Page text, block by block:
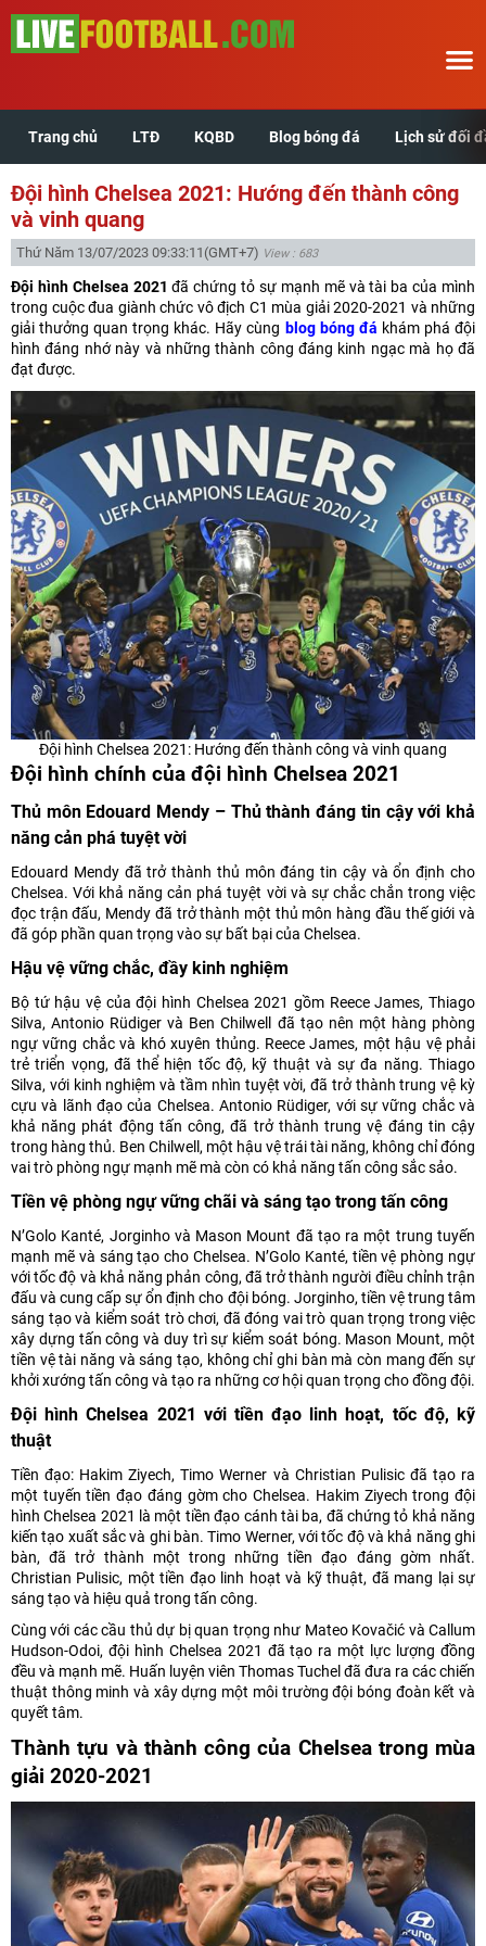
Trang chủ LTĐ KQBD Blog bóng đá Lịch sử đối
Đội hình Chelsea 2021: Hướng đến thành công
và vinh quang
Thứ Năm 13/07/2023 09:33:11 (GMT+7) View : 683
Đội hình Chelsea 2021 đã chứng tỏ sự mạnh mẽ và tài ba của mình
trong cuộc đua giành chức vô địch C1 mùa giải 2020-2021 và những
giải thưởng quan trọng khác. Hãy cùng blog bóng đá khám phá đội
hình đáng nhớ này và những thành công đáng kinh ngạc mà họ đã
đạt được.
Đội hình Chelsea 2021: Hướng đến thành công và vinh quang
Đội hình chính của đội hình Chelsea 2021
Thủ môn Edouard Mendy – Thủ thành đáng tin cậy với khả
năng cản phá tuyệt vời
Edouard Mendy đã trở thành thủ môn đáng tin cậy và ổn định cho
Chelsea. Với khả năng cản phá tuyệt vời và sự chắc chắn trong việc
đọc trận đấu, Mendy đã trở thành một thủ môn hàng đầu thế giới và
đã góp phần quan trọng vào sự bất bại của Chelsea.
Hậu vệ vững chắc, đầy kinh nghiệm
Bộ tứ hậu vệ của đội hình Chelsea 2021 gồm Reece James, Thiago
Silva, Antonio Rüdiger và Ben Chilwell đã tạo nên một hàng phòng
ngự vững chắc và khó xuyên thủng. Reece James, một hậu vệ phải
trẻ triển vọng, đã thể hiện tốc độ, kỹ thuật và sự đa năng. Thiago
Silva, với kinh nghiệm và tầm nhìn tuyệt vời, đã trở thành trung vệ kỳ
cựu và lãnh đạo của Chelsea. Antonio Rüdiger, với sự vững chắc và
khả năng phát động tấn công, đã trở thành trung vệ đáng tin cậy
trong hàng thủ. Ben Chilwell, một hậu vệ trái tài năng, không chỉ đóng
vai trò phòng ngự mạnh mẽ mà còn có khả năng tấn công sắc sảo.
Tiền vệ phòng ngự vững chãi và sáng tạo trong tấn công
N’Golo Kanté, Jorginho và Mason Mount đã tạo ra một trung tuyến
mạnh mẽ và sáng tạo cho Chelsea. N’Golo Kanté, tiền vệ phòng ngự
với tốc độ và khả năng phản công, đã trở thành người điều chỉnh trận
đấu và cung cấp sự ổn định cho đội bóng. Jorginho, tiền vệ trung tâm
sáng tạo và kiểm soát trò chơi, đã đóng vai trò quan trọng trong việc
xây dựng tấn công và duy trì sự kiểm soát bóng. Mason Mount, một
tiền vệ tài năng và sáng tạo, không chỉ ghi bàn mà còn mang đến sự
khởi xướng tấn công và tạo ra những cơ hội quan trọng cho đồng đội.
Đội hình Chelsea 2021 với tiền đạo linh hoạt, tốc độ, kỹ
thuật
Tiền đạo: Hakim Ziyech, Timo Werner và Christian Pulisic đã tạo ra
một tuyến tiền đạo đáng gờm cho Chelsea. Hakim Ziyech trong đội
hình Chelsea 2021 là một tiền đạo cánh tài ba, đã chứng tỏ khả năng
kiến tạo xuất sắc và ghi bàn. Timo Werner, với tốc độ và khả năng ghi
bàn, đã trở thành một trong những tiền đạo đáng gờm nhất.
Christian Pulisic, một tiền đạo linh hoạt và kỹ thuật, đã mang lại sự
sáng tạo và hiệu quả trong tấn công.
Cùng với các cầu thủ dự bị quan trọng như Mateo Kovačić và Callum
Hudson-Odoi, đội hình Chelsea 2021 đã tạo ra một lực lượng đồng
đều và mạnh mẽ. Huấn luyện viên Thomas Tuchel đã đưa ra các chiến
thuật thông minh và xây dựng một môi trường đội bóng đoàn kết và
quyết tâm.
Thành tựu và thành công của Chelsea trong mùa
giải 2020-2021
Trang chủ
LTĐ
KQBD
Blog bóng đá
Lịch sử đối đầu
Xem tuổi hợp